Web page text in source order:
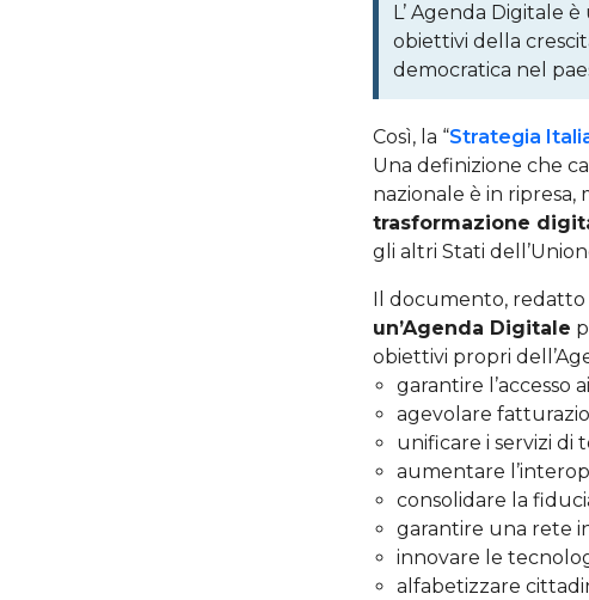
L’ Agenda Digitale
obiettivi della
democratica nel
Così, la “Strategia
Una definizione che
nazionale è in
trasformazione
gli altri Stati
Il documento, redatto
un’Agenda Digitale
obiettivi propri
garantire l’accesso
agevolare
unificare i servizi di
aumentare
consolidare la
garantire una rete
innovare le
alfabetizzare